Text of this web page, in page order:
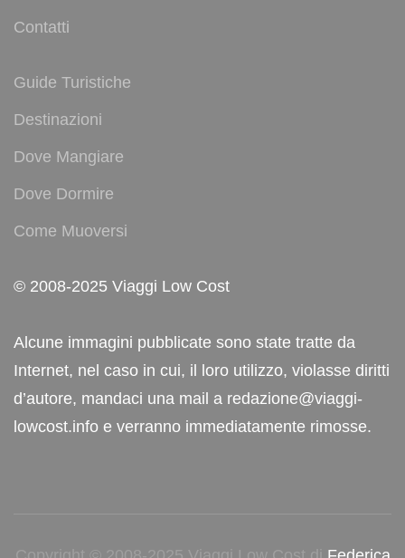
Contatti
Guide Turistiche
Destinazioni
Dove Mangiare
Dove Dormire
Come Muoversi
© 2008-2025 Viaggi Low Cost
Alcune immagini pubblicate sono state tratte da
Internet, nel caso in cui, il loro utilizzo, violasse diritti
d’autore, mandaci una mail a redazione@viaggi-
lowcost.info e verranno immediatamente rimosse.